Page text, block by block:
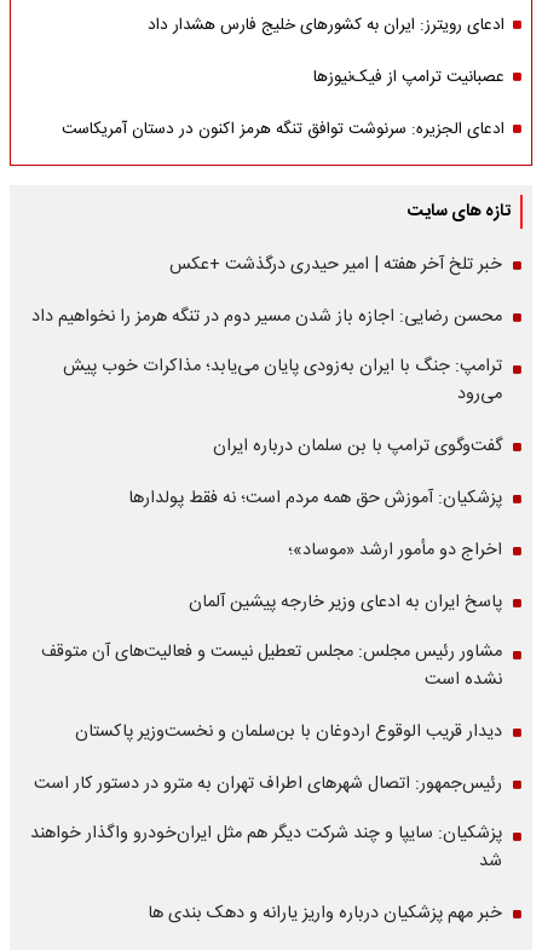
ادعای رویترز: ایران به کشورهای خلیج فارس هشدار داد
عصبانیت ترامپ از فیک‌نیوزها
ادعای الجزیره: سرنوشت توافق تنگه هرمز اکنون در دستان آمریکاست
تازه های سایت
خبر تلخ آخر هفته | امیر حیدری درگذشت +عکس
محسن رضایی: اجازه باز شدن مسیر دوم در تنگه هرمز را نخواهیم داد
ترامپ: جنگ با ایران به‌زودی پایان می‌یابد؛ مذاکرات خوب پیش
می‌رود
گفت‌وگوی ترامپ با بن سلمان درباره ایران
پزشکیان: آموزش حق همه مردم است؛ نه فقط پولدارها
اخراج دو مأمور ارشد «موساد»؛
پاسخ ایران به ادعای وزیر خارجه پیشین آلمان
مشاور رئیس مجلس: مجلس تعطیل نیست و فعالیت‌های آن متوقف
نشده است
دیدار قریب الوقوع اردوغان با بن‌سلمان و نخست‌وزیر پاکستان
رئیس‌جمهور: اتصال شهرهای اطراف تهران به مترو در دستور کار است
پزشکیان: سایپا و چند شرکت دیگر هم مثل ایران‌خودرو واگذار خواهند
شد
خبر مهم پزشکیان درباره واریز یارانه و دهک بندی ها